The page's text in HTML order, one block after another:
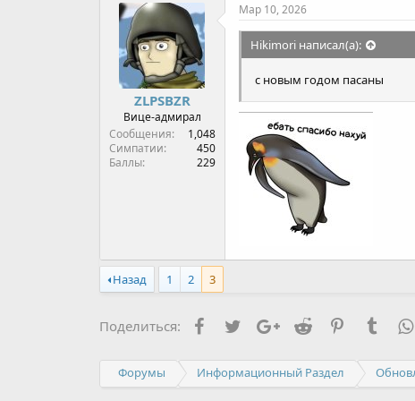
ZLPSBZR
Вице-адмирал
Сообщения
1,048
Симпатии
450
Баллы
229
Мар 10, 2026
Hikimori написал(а):
с новым годом пасаны
Назад 1 2 3
Поделиться: FacebookTwitterGoogle+
Reddit PinterestTumblr
Форумы Информационный Раздел